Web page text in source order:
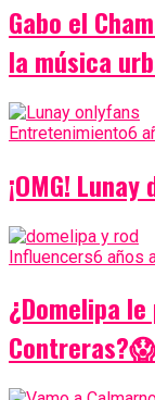
Gabo el
la música
Entretenimiento6
¡OMG!
Influencers6 años
¿Domelipa
Contreras?😱